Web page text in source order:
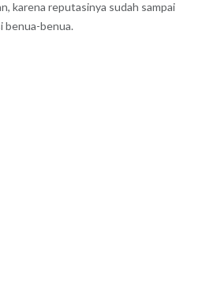
karena reputasinya sudah sampai
benua-benua.